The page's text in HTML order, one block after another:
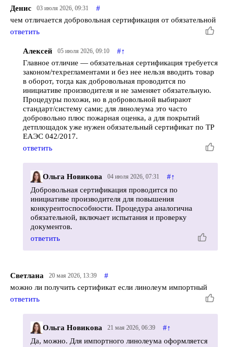
Денис 03 июля 2026, 09:31
#
чем отличается добровольная сертификация от обязательной
ответить
Алексей 05 июля 2026, 09:10 #↑
Главное отличие — обязательная сертификация требуется
законом/техрегламентами и без нее нельзя вводить товар
в оборот, тогда как добровольная проводится по
инициативе производителя и не заменяет обязательную.
Процедуры похожи, но в добровольной выбирают
стандарт/систему сами; для линолеума это часто
добровольно плюс пожарная оценка, а для покрытий
детплощадок уже нужен обязательный сертификат по ТР
ЕАЭС 042/2017.
ответить
Ольга Новикова 04 июля 2026, 07:31 #↑
Добровольная сертификация проводится по
инициативе производителя для повышения
конкурентоспособности. Процедура аналогична
обязательной, включает испытания и проверку
документов.
ответить
Светлана 20 мая 2026, 13:39
#
можно ли получить сертификат если линолеум импортный
ответить
Ольга Новикова 21 мая 2026, 06:39 #↑
Да, можно. Для импортного линолеума оформляется